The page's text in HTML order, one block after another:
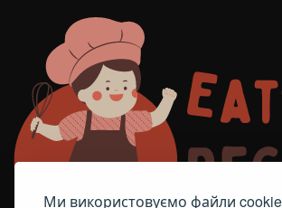
Ми використовуємо файли